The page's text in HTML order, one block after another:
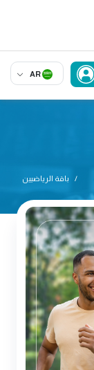
باقة الرياضيين